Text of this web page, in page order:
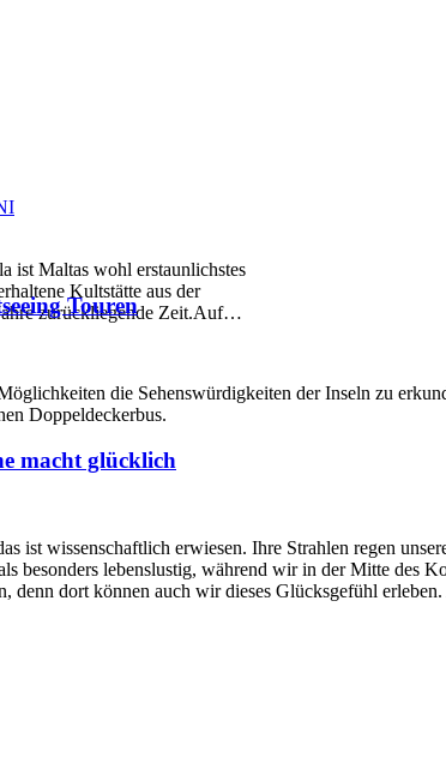
ist Maltas wohl erstaunlichstes
Kultstätte aus der
zurückliegende Zeit.Auf…
Touren
die Sehenswürdigkeiten der Inseln zu
Doppeldeckerbus.
macht glücklich
ist wissenschaftlich erwiesen. Ihre Strahlen regen
besonders lebenslustig, während wir in der Mitte des
denn dort können auch wir dieses Glücksgefühl